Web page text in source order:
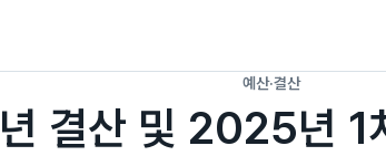
예산·결산
결산 및 2025년 1